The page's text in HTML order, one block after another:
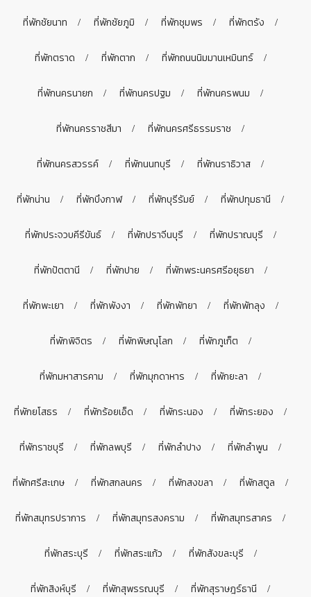
ที่พักชัยนาท ที่พักชัยภูมิ ที่พักชุมพร ที่พักตรัง
ที่พักตราด ที่พักตาก ที่พักถนนนิมมานเหมินทร์
ที่พักนครนายก ที่พักนครปฐม ที่พักนครพนม
ที่พักนครราชสีมา ที่พักนครศรีธรรมราช
ที่พักนครสวรรค์ ที่พักนนทบุรี ที่พักนราธิวาส
ที่พักน่าน ที่พักบึงกาฬ ที่พักบุรีรัมย์ ที่พักปทุมธานี
ที่พักประจวบคีรีขันธ์ ที่พักปราจีนบุรี ที่พักปราณบุรี
ที่พักปัตตานี ที่พักปาย ที่พักพระนครศรีอยุธยา
ที่พักพะเยา ที่พักพังงา ที่พักพัทยา ที่พักพัทลุง
ที่พักพิจิตร ที่พักพิษณุโลก ที่พักภูเก็ต
ที่พักมหาสารคาม ที่พักมุกดาหาร ที่พักยะลา
ที่พักยโสธร ที่พักร้อยเอ็ด ที่พักระนอง ที่พักระยอง
ที่พักราชบุรี ที่พักลพบุรี ที่พักลำปาง ที่พักลำพูน
ที่พักศรีสะเกษ ที่พักสกลนคร ที่พักสงขลา ที่พักสตูล
ที่พักสมุทรปราการ ที่พักสมุทรสงคราม ที่พักสมุทรสาคร
ที่พักสระบุรี ที่พักสระแก้ว ที่พักสังขละบุรี
ที่พักสิงห์บุรี ที่พักสุพรรณบุรี ที่พักสุราษฎร์ธานี